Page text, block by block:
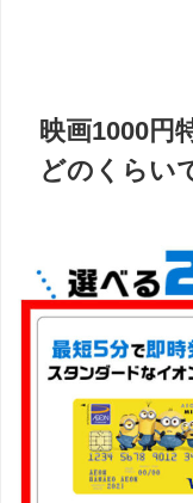
映画1000円
どのくらい